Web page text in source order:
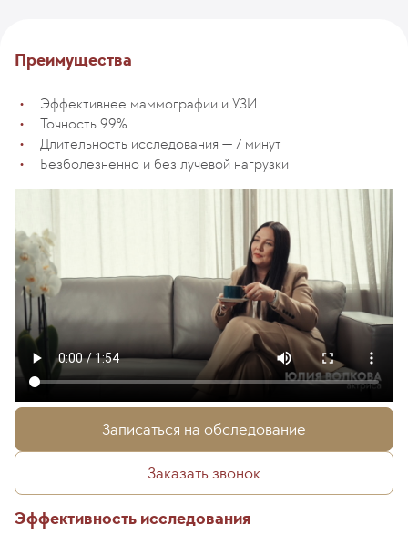
Преимущества
Эффективнее маммографии и УЗИ
Точность 99%
Длительность исследования — 7 минут
Безболезненно и без лучевой нагрузки
Записаться на обследование
Заказать звонок
Эффективность исследования